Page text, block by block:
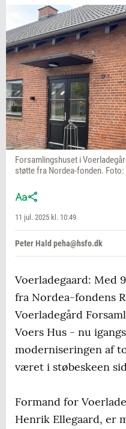
Forsamlingshuset i
støtte fra Nordea-fonden. Foto:
11 jul. 2025 kl. 10:49
Peter Hald peha@hsfo.dk
Voerladegaard: Med
fra Nordea-fondens
Voerladegård
Voers Hus - nu
moderniseringen af
været i støbeskeen
Formand for
Henrik Ellegaard, er